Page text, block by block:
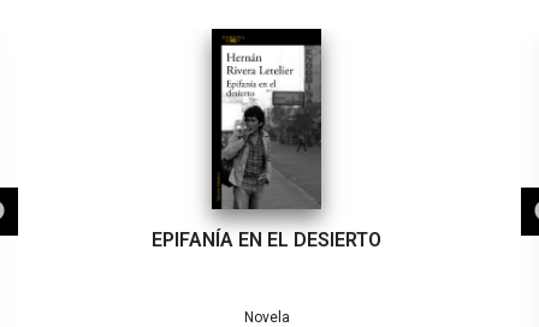
EPIFANÍA EN EL DESIERTO
Novela